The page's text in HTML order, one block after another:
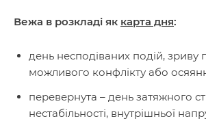
Вежа в розкладі як карта дня:
день несподіваних подій, зриву
можливого конфлікту або
перевернута – день затяжного
нестабільності, внутрішньої